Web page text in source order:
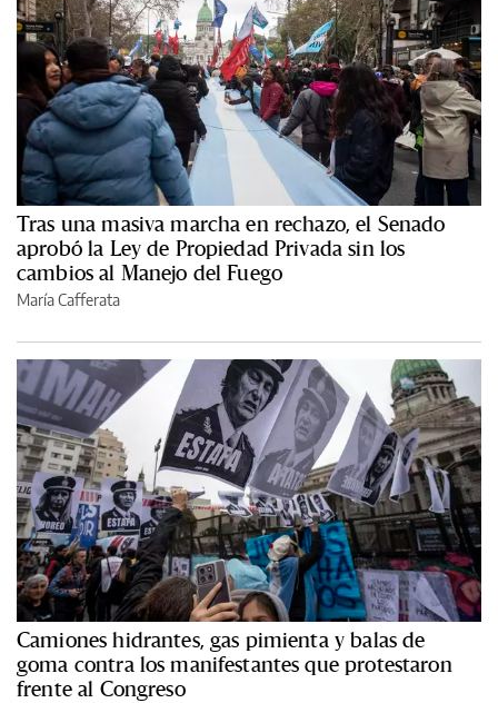
Tras una masiva marcha en rechazo, el Senado
aprobó la Ley de Propiedad Privada sin los
cambios al Manejo del Fuego
María Cafferata
Camiones hidrantes, gas pimienta y balas de
goma contra los manifestantes que protestaron
frente al Congreso